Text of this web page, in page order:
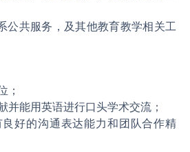
公共服务，及其他教育教学相关工
；
并能用英语进行口头学术交流；
好的沟通表达能力和团队合作精